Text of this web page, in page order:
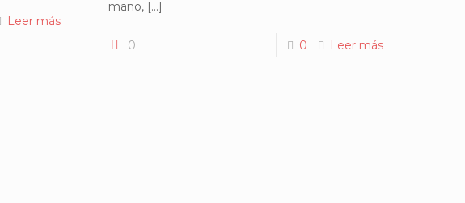
Leer más
mano, […]
0 0 Leer más